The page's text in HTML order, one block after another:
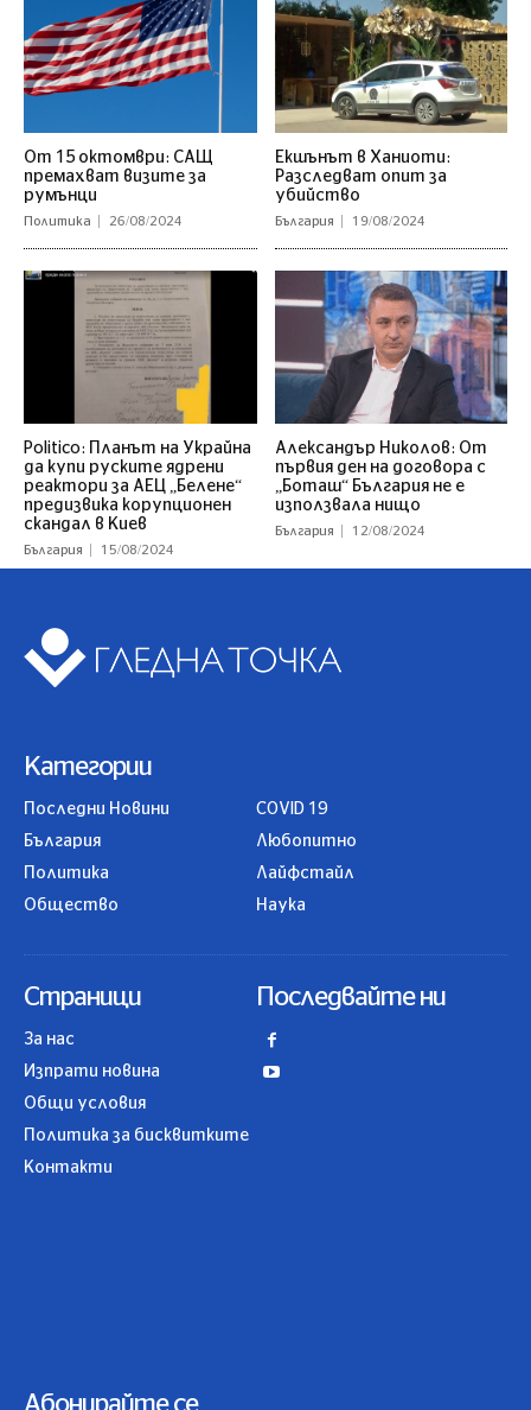
От 15 октомври: САЩ
премахват визите за
румънци
Политика 26/08/2024
Екшънът в Ханиоти:
Разследват опит за
убийство
България 19/08/2024
Politico: Планът на Украйна
да купи руските ядрени
реактори за АЕЦ „Белене“
предизвика корупционен
скандал в Киев
България 15/08/2024
Александър Николов: От
първия ден на договора с
„Боташ“ България не е
използвала нищо
България 12/08/2024
Категории
Последни Новини
България
Политика
Общество
COVID 19
Любопитно
Лайфстайл
Наука
Страници
За нас
Изпрати новина
Общи условия
Политика за бисквитките
Контакти
Последвайте ни
Абонирайте се